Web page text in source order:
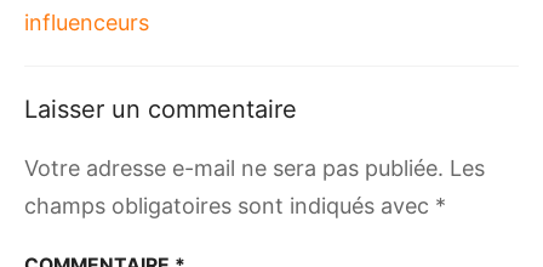
influenceurs
Laisser un commentaire
Votre adresse e-mail ne sera pas publiée. Les
champs obligatoires sont indiqués avec *